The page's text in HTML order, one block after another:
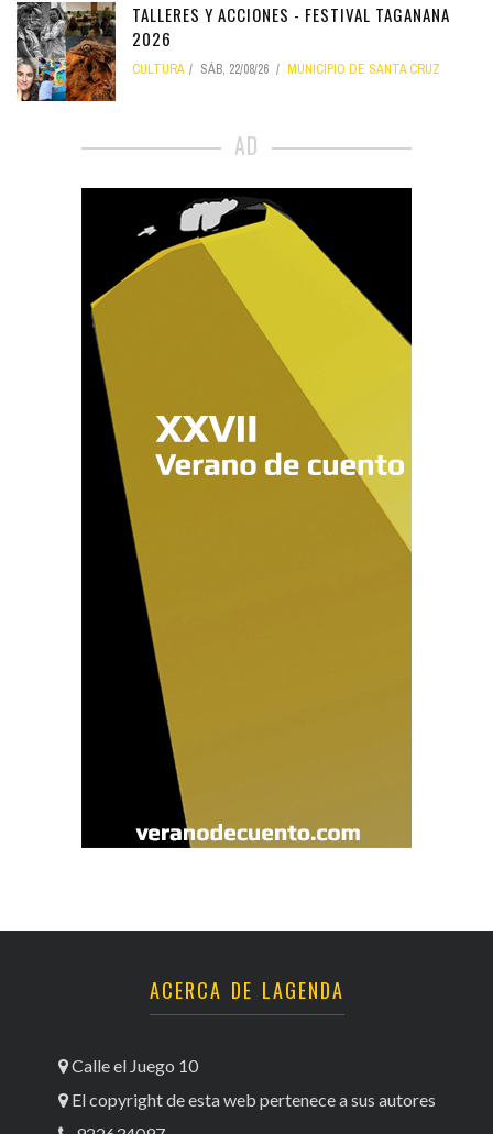
TALLERES Y ACCIONES - FESTIVAL TAGANANA
2026
CULTURA SÁB, 22/08/26 MUNICIPIO DE SANTA CRUZ
AD
ACERCA DE LAGENDA
Calle el Juego 10
El copyright de esta web pertenece a sus autores